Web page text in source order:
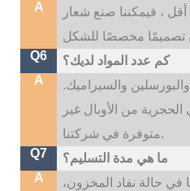
A
ذات كمية أقل ، فيمكننا صنع شعار
Q6
كم عدد المواد لديك؟
A
والسيراميك.
من الأوبال غير
متوفرة في شركتنا.
Q7
ما هي مدة التسليم؟
A
في حسابنا في حالة نفاد المخزون،